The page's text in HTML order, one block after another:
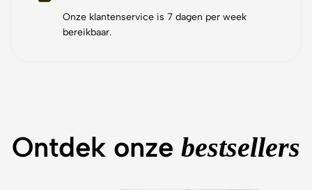
Onze klantenservice is 7 dagen per week
bereikbaar.
Ontdek onze bestsellers